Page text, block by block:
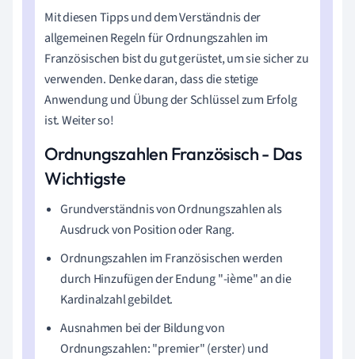
Mit diesen Tipps und dem Verständnis der
allgemeinen Regeln für Ordnungszahlen im
Französischen bist du gut gerüstet, um sie sicher zu
verwenden. Denke daran, dass die stetige
Anwendung und Übung der Schlüssel zum Erfolg
ist. Weiter so!
Ordnungszahlen Französisch - Das
Wichtigste
Grundverständnis von Ordnungszahlen als
Ausdruck von Position oder Rang.
Ordnungszahlen im Französischen werden
durch Hinzufügen der Endung "-ième" an die
Kardinalzahl gebildet.
Ausnahmen bei der Bildung von
Ordnungszahlen: "premier" (erster) und